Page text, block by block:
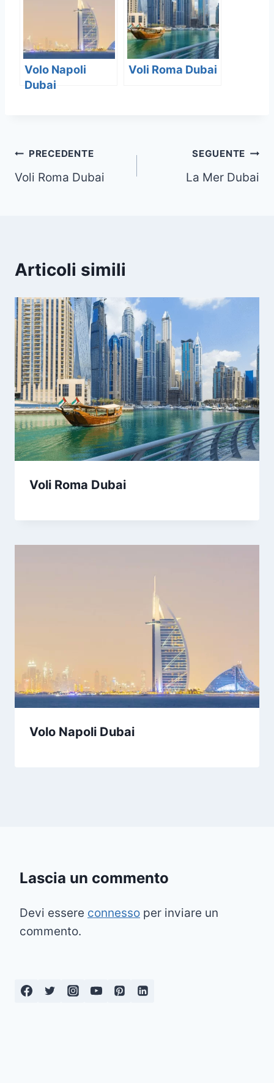
Volo Napoli
Dubai
Voli Roma Dubai
Navigazione
articoli
PRECEDENTE
Voli Roma Dubai
SEGUENTE
La Mer Dubai
Articoli simili
Voli Roma Dubai
Volo Napoli Dubai
Lascia un commento
Devi essere connesso per inviare un
commento.